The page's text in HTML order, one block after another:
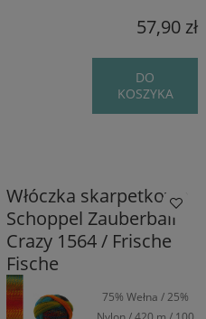
57,90 zł
DO
KOSZYKA
Włóczka skarpetkowa
Schoppel Zauberball
Crazy 1564 / Frische
Fische
75% Wełna / 25%